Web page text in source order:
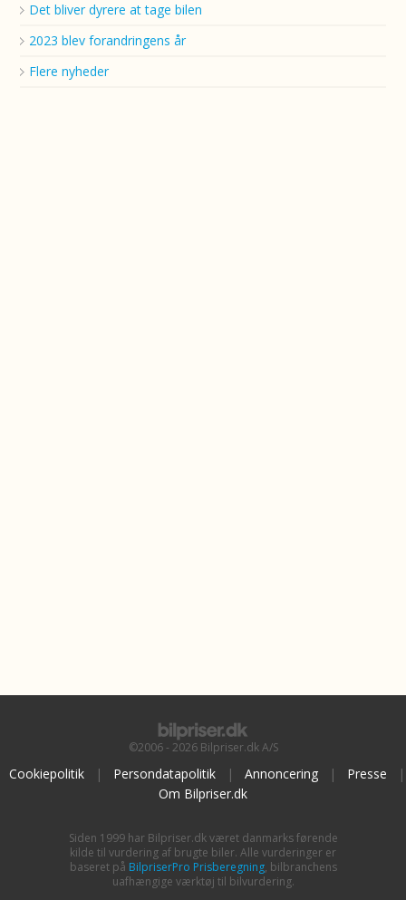
Det bliver dyrere at tage bilen
2023 blev forandringens år
Flere nyheder
©2006 - 2026 Bilpriser.dk A/S
Cookiepolitik | Persondatapolitik | Annoncering | Presse
|
Om Bilpriser.dk
Siden 1999 har Bilpriser.dk været danmarks førende
kilde til vurdering af brugte biler. Alle vurderinger er
baseret på BilpriserPro Prisberegning, bilbranchens
uafhængige værktøj til bilvurdering.